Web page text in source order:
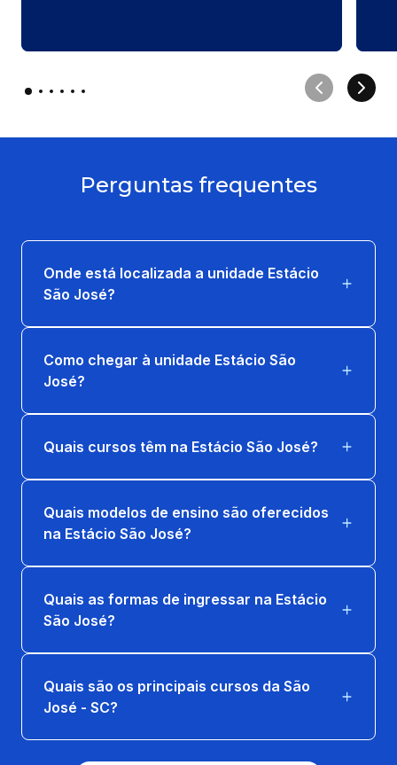
Perguntas frequentes
Onde está localizada a unidade Estácio
São José?
Como chegar à unidade Estácio São
José?
Quais cursos têm na Estácio São José?
Quais modelos de ensino são oferecidos
na Estácio São José?
Quais as formas de ingressar na Estácio
São José?
Quais são os principais cursos da São
José - SC?